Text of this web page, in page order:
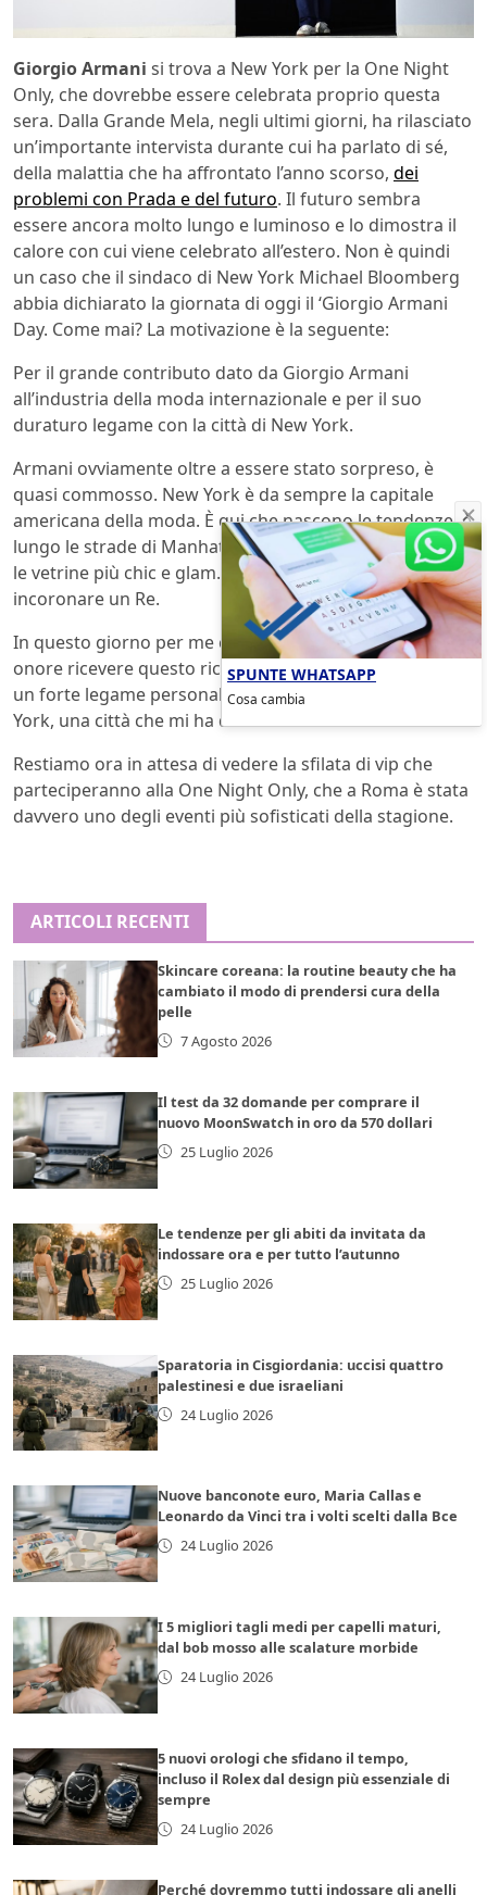
Giorgio Armani si trova a New York per la One Night
Only, che dovrebbe essere celebrata proprio questa
sera. Dalla Grande Mela, negli ultimi giorni, ha rilasciato
un’importante intervista durante cui ha parlato di sé,
della malattia che ha affrontato l’anno scorso, dei
problemi con Prada e del futuro. Il futuro sembra
essere ancora molto lungo e luminoso e lo dimostra il
calore con cui viene celebrato all’estero. Non è quindi
un caso che il sindaco di New York Michael Bloomberg
abbia dichiarato la giornata di oggi il ‘Giorgio Armani
Day. Come mai? La motivazione è la seguente:
Per il grande contributo dato da Giorgio Armani
all’industria della moda internazionale e per il suo
duraturo legame con la città di New York.
Armani ovviamente oltre a essere stato sorpreso, è
quasi commosso. New York è da sempre la capitale
americana della moda. È qui che nascono le tendenze, è
lungo le strade di Manhattan che si possono osservare
le vetrine più chic e glam. È un po’ quindi come
incoronare un Re.
In questo giorno per me così speciale, è un grande
onore ricevere questo riconoscimento, che conferma
un forte legame personale e professionale con New
York, una città che mi ha dato e continua a darmi tanto.
Restiamo ora in attesa di vedere la sfilata di vip che
parteciperanno alla One Night Only, che a Roma è stata
davvero uno degli eventi più sofisticati della stagione.
ARTICOLI RECENTI
Skincare coreana: la routine beauty che ha
cambiato il modo di prendersi cura della
pelle
7 Agosto 2026
Il test da 32 domande per comprare il
nuovo MoonSwatch in oro da 570 dollari
25 Luglio 2026
Le tendenze per gli abiti da invitata da
indossare ora e per tutto l’autunno
25 Luglio 2026
Sparatoria in Cisgiordania: uccisi quattro
palestinesi e due israeliani
24 Luglio 2026
Nuove banconote euro, Maria Callas e
Leonardo da Vinci tra i volti scelti dalla Bce
24 Luglio 2026
I 5 migliori tagli medi per capelli maturi,
dal bob mosso alle scalature morbide
24 Luglio 2026
5 nuovi orologi che sfidano il tempo,
incluso il Rolex dal design più essenziale di
sempre
24 Luglio 2026
Perché dovremmo tutti indossare gli anelli
SPUNTE WHATSAPP
Cosa cambia